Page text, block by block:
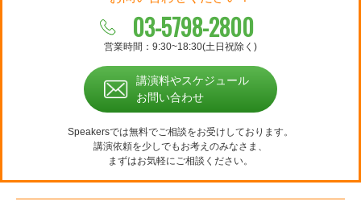
03-5798-2800
営業時間：9:30~18:30(土日祝除く)
講演料やスケジュール
お問い合わせ
Speakersでは無料でご相談をお受けしております。
講演依頼を少しでもお考えのみなさま、
まずはお気軽にご相談ください。